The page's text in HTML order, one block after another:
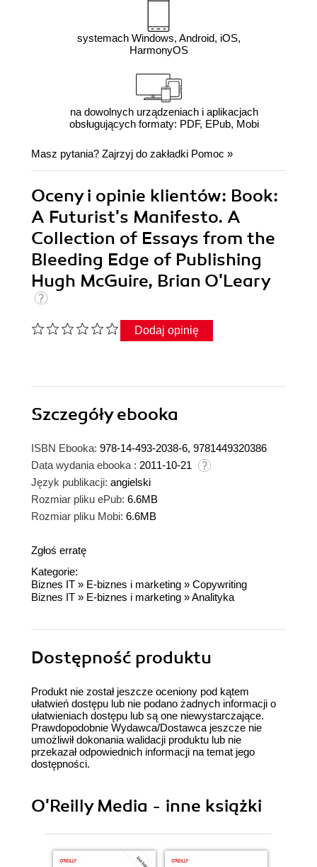
systemach Windows, Android, iOS,
HarmonyOS
na dowolnych urządzeniach i aplikacjach
obsługujących formaty: PDF, EPub, Mobi
Masz pytania? Zajrzyj do zakładki Pomoc »
Oceny i opinie klientów: Book:
A Futurist's Manifesto. A
Collection of Essays from the
Bleeding Edge of Publishing
Hugh McGuire, Brian O'Leary
Dodaj opinię
Szczegółyebooka
ISBN Ebooka: 978-14-493-2038-6, 9781449320386
Data wydania ebooka : 2011-10-21
Język publikacji: angielski
Rozmiar pliku ePub: 6.6MB
Rozmiar pliku Mobi: 6.6MB
Zgłoś erratę
Kategorie:
Biznes IT » E-biznes i marketing » Copywriting
Biznes IT » E-biznes i marketing »Analityka
Dostępność produktu
Produkt nie został jeszcze oceniony pod kątem
ułatwień dostępu lub nie podano żadnych informacji o
ułatwieniach dostępu lub są one niewystarczające.
Prawdopodobnie Wydawca/Dostawca jeszcze nie
umożliwił dokonania walidacji produktu lub nie
przekazał odpowiednich informacji na temat jego
dostępności.
O'Reilly Media - inne książki